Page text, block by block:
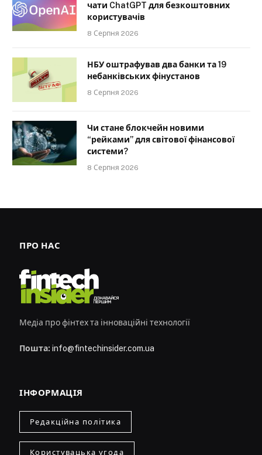
чати ChatGPT для безкоштовних
користувачів
8 Серпня 2026
НБУ оштрафував два банки та 19
небанківських фінустанов
8 Серпня 2026
Чи стане блокчейн новими
“рейками” для світової фінансової
системи?
8 Серпня 2026
ПРО НАС
Медіа про фінтех та інноваційні технології
Пошта: info@fintechinsider.com.ua
ІНФОРМАЦІЯ
Редакційна політика
Користувацька угода